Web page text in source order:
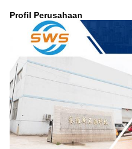
Profil Perusahaan